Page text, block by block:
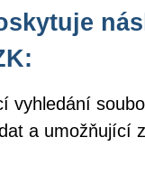
vyhledání
a umožňující